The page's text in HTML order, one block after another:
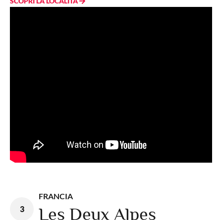
3
FRANCIA
Les Deux Alpes